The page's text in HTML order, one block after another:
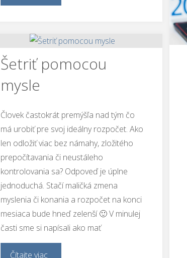
Šetriť pomocou
mysle
Človek častokrát premýšľa nad tým čo
má urobiť pre svoj ideálny rozpočet. Ako
len odložiť viac bez námahy, zložitého
prepočítavania či neustáleho
kontrolovania sa? Odpoveď je úplne
jednoduchá. Stačí maličká zmena
myslenia či konania a rozpočet na konci
mesiaca bude hneď zelenší 🙂 V minulej
časti sme si napísali ako mať
Čítajte viac